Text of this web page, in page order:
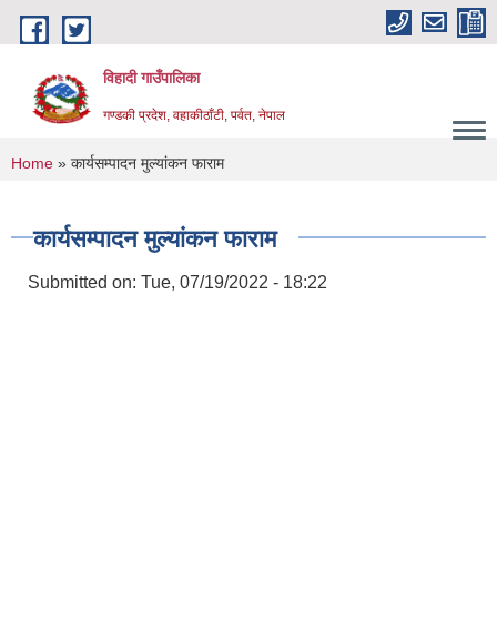
Skip to main content
विहादी गाउँपालिका
गण्डकी प्रदेश, वहाकीठाँटी, पर्वत, नेपाल
You are here
Home » कार्यसम्पादन मुल्यांकन फाराम
कार्यसम्पादन मुल्यांकन फाराम
Submitted on: Tue, 07/19/2022 - 18:22